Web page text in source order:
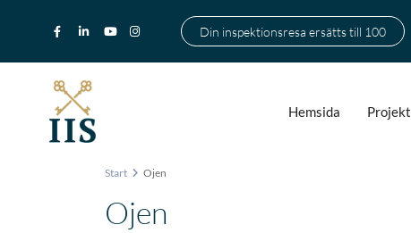
Din inspektionsresa ersätts till 100
Hemsida Projekt
Start Ojen
Ojen